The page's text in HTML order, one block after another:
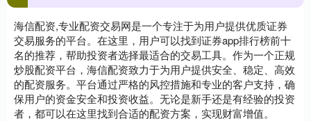
海信配资,专业配资交易网是一个专注于为用户提供优质证券
交易服务的平台。在这里，用户可以找到证券app排行榜前十
名的推荐，帮助投资者选择最适合的交易工具。作为一个正规
炒股配资平台，海信配资致力于为用户提供安全、稳定、高效
的配资服务。平台通过严格的风控措施和专业的客户支持，确
保用户的资金安全和投资收益。无论是新手还是有经验的投资
者，都可以在这里找到合适的配资方案，实现财富增值。